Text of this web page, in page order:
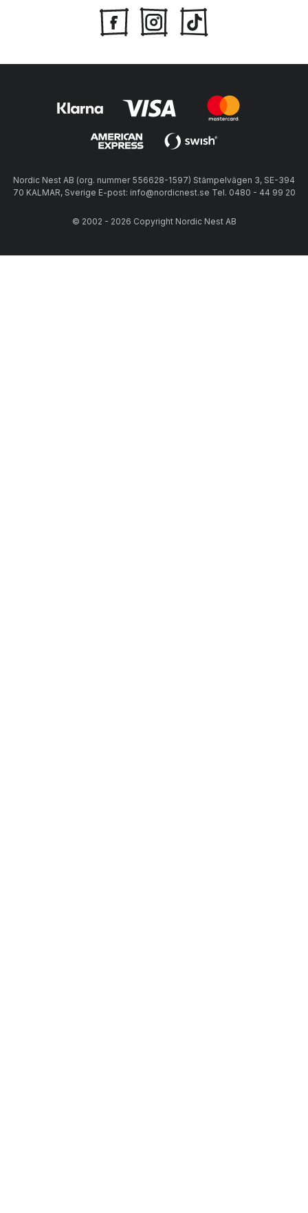
Nordic Nest AB (org. nummer 556628-1597) Stämpelvägen 3, SE-394
70 KALMAR, Sverige E-post: info@nordicnest.se Tel. 0480 - 44 99 20
© 2002 - 2026 Copyright Nordic Nest AB